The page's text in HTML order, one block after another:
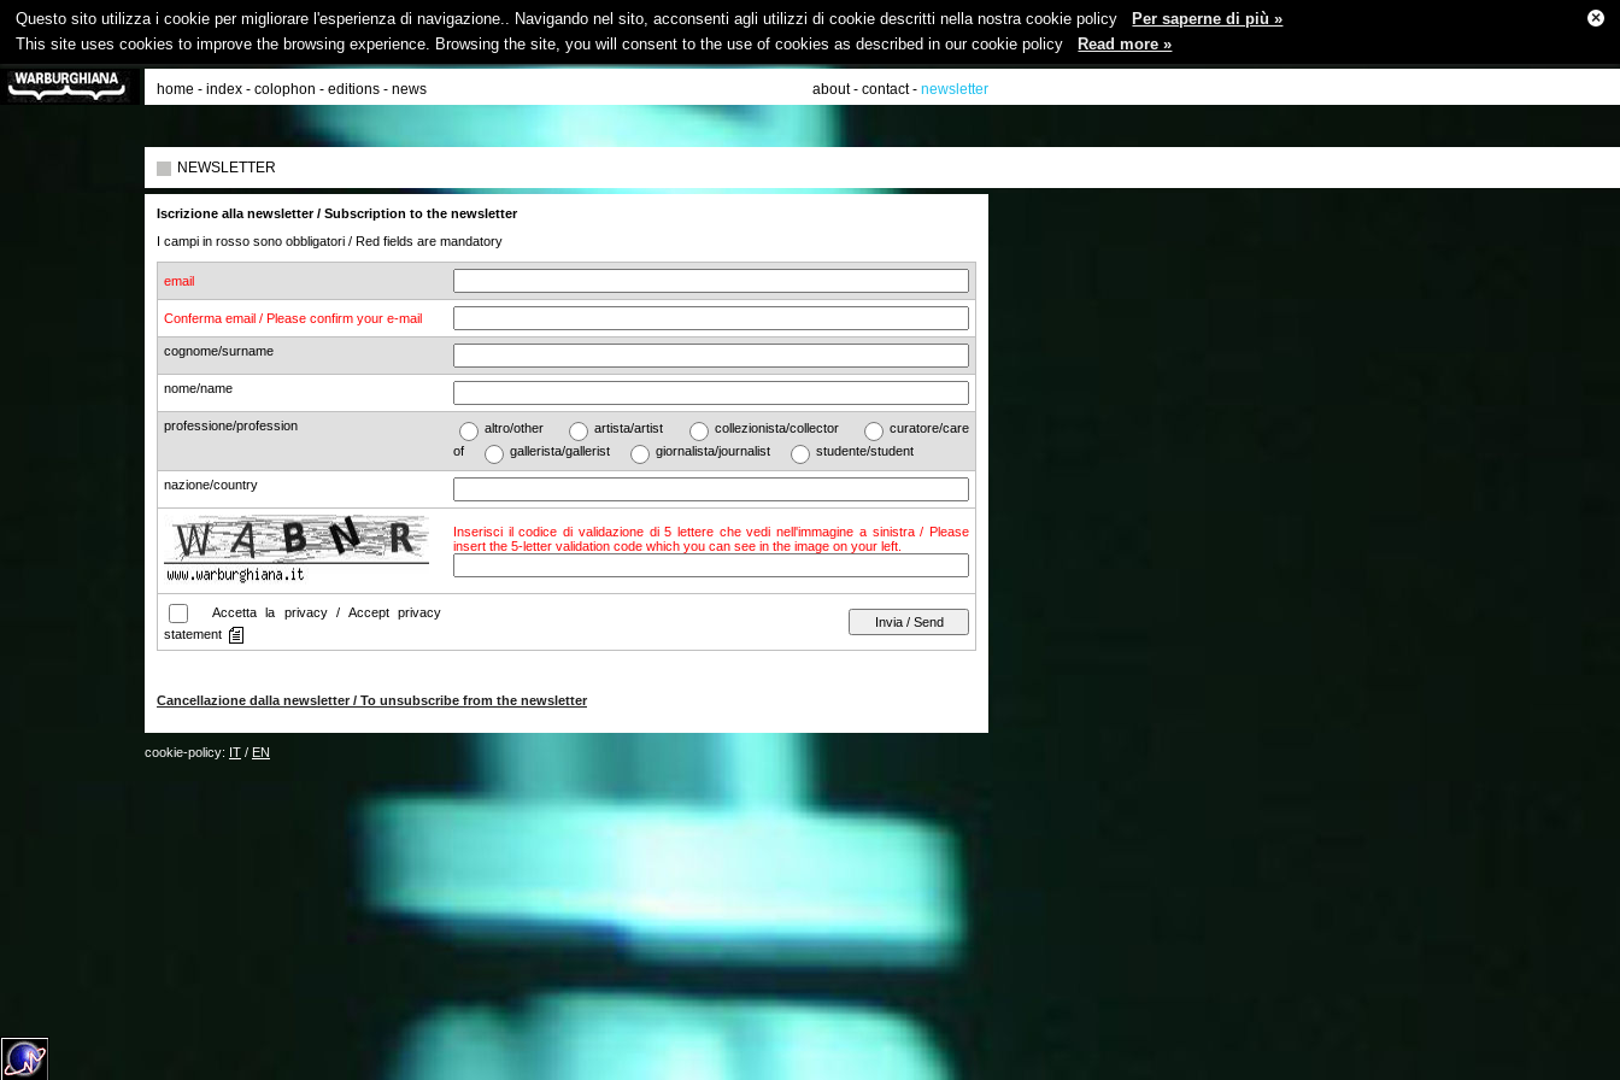
Questo sito utilizza i cookie per migliorare l'esperienza di navigazione.. Navigando nel sito, acconsenti agli utilizzi di cookie descritti nella nostra cookie policy
Per saperne di più »
This site uses cookies to improve the browsing experience. Browsing the site, you will consent to the use of cookies as described in our cookie policy
Read more »
×
home - index - colophon - editions - news about- contact- newsletter
NEWSLETTER
Iscrizione alla newsletter / Subscription to the newsletter
I campi in rosso sono obbligatori / Red fields are mandatory
email
Conferma email / Please confirm your e-mail
cognome/surname
nome/name
professione/profession altro/other artista/artist collezionista/collector
curatore/care
of
gallerista/gallerist giornalista/journalist studente/student
nazione/country
Inserisci il codice di validazione di 5 lettere che vedi nell'immagine a sinistra / Please
insert the 5-letter validation code which you can see in the image on your left.
Accetta la privacy / Accept privacy
statement
Cancellazione dalla newsletter / To unsubscribe from the newsletter
cookie-policy: IT / EN